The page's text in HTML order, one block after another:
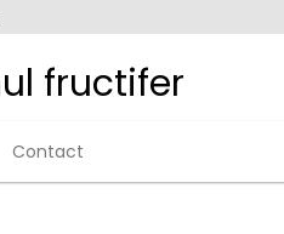
Contact